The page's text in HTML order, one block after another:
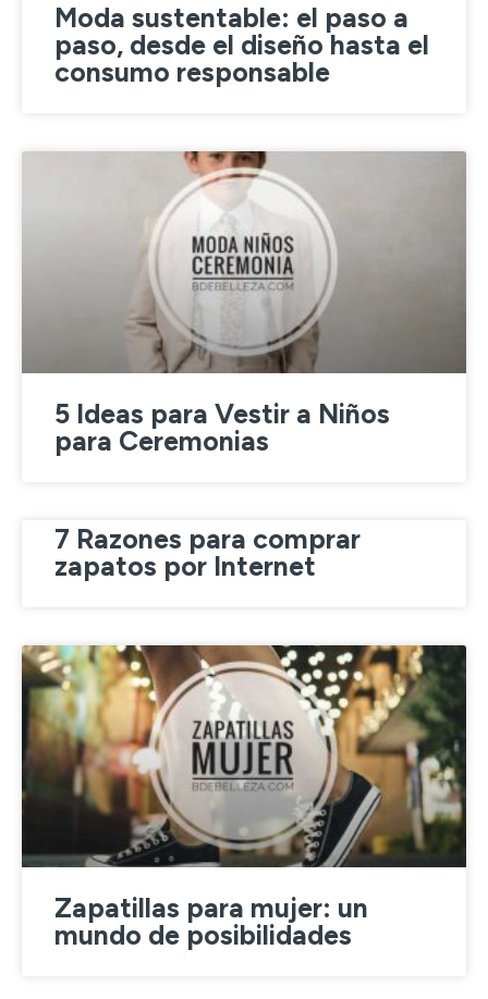
Moda sustentable: el paso a
paso, desde el diseño hasta el
consumo responsable
5 Ideas para Vestir a Niños
para Ceremonias
7 Razones para comprar
zapatos por Internet
Zapatillas para mujer: un
mundo de posibilidades